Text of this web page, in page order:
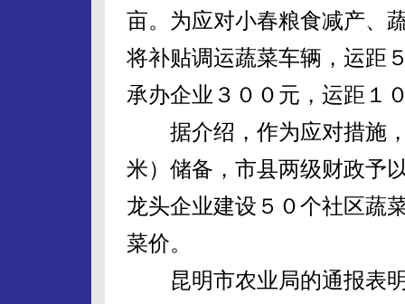
亩。为应对小春粮食减产、
将补贴调运蔬菜车辆，运距
承办企业３００元，运距１
据介绍，作为应对措施，
米）储备，市县两级财政予
龙头企业建设５０个社区蔬
菜价。
昆明市农业局的通报表明